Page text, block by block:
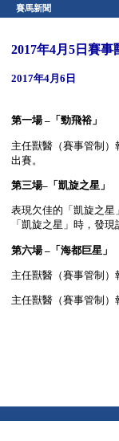
賽馬新聞
2017年4月5日賽事
2017年4月6日
第一場 –「勁飛裕」
主任獸醫（賽事管制
出賽。
第三場–「凱旋之星」
表現欠佳的「凱旋之
「凱旋之星」時，發
第六場 –「海都巨星」
主任獸醫（賽事管制
主任獸醫（賽事管制